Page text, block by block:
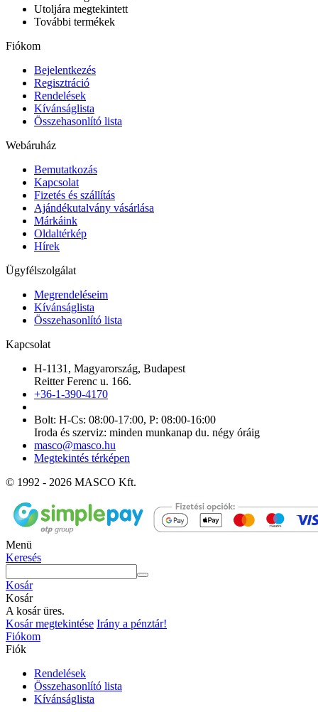
Utoljára megtekintett
További termékek
Fiókom
Bejelentkezés
Regisztráció
Rendelések
Kívánságlista
Összehasonlító lista
Webáruház
Bemutatkozás
Kapcsolat
Fizetés és szállítás
Ajándékutalvány vásárlása
Márkáink
Oldaltérkép
Hírek
Ügyfélszolgálat
Megrendeléseim
Kívánságlista
Összehasonlító lista
Kapcsolat
H-1131, Magyarország, Budapest
Reitter Ferenc u. 166.
+36-1-390-4170
Bolt: H-Cs: 08:00-17:00, P: 08:00-16:00
Iroda és szerviz: minden munkanap du. négy óráig
masco@masco.hu
Megtekintés térképen
© 1992 - 2026 MASCO Kft.
Menü
Keresés
Kosár
Kosár
A kosár üres.
Kosár megtekintése Irány a pénztár!
Fiókom
Fiók
Rendelések
Összehasonlító lista
Kívánságlista